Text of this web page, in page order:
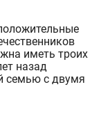
иметь троих
назад
семью с двумя